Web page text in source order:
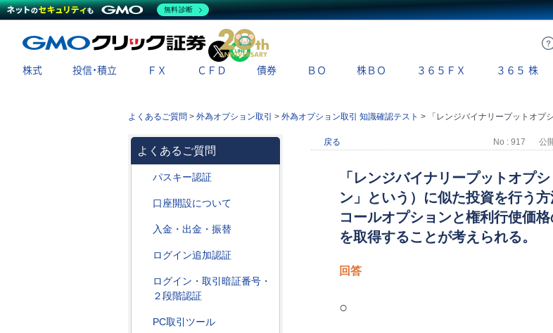
X
株式 投信・積立 ＦＸ ＣＦＤ 債券 ＢＯ 株ＢＯ ３６５ＦＸ ３６５ 株
よくあるご質問 > 外為オプション取引 > 外為オプション取引 知識確認テスト > 「レンジバイナリープットオプション」（当社では「レンジアウトオプション」という）に似た投資を行う方法として、権利行使価格の高いバイナリーコ
よくあるご質問
パスキー認証
口座開設について
入金・出金・振替
ログイン追加認証
ログイン・取引暗証番号・
２段階認証
PC取引ツール
戻る No : 917 公
「レンジバイナリープットオプ
ン」という）に似た投資を行う
コールオプションと権利行使価
を取得することが考えられる。
回答
○
無料診断